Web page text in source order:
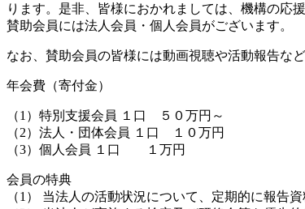
ります。是非、皆様におかれましては、機構の応
賛助会員には法人会員・個人会員がございます。
なお、賛助会員の皆様には動画視聴や活動報告な
年会費（寄付金）
（1）特別支援会員 １口 ５０万円～
（2）法人・団体会員 １口 １０万円
（3）個人会員 １口 １万円
会員の特典
（1） 当法人の活動状況について、定期的に報告